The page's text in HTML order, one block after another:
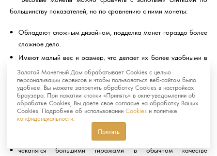
большинству показателей, но по сравнению с ними монеты:
Обладают сложным дизайном, подделка монет гораздо более
сложное дело.
Имеют малый вес и размер, что делает их более удобными в
хранении и реализации.
Памятные и инвестиционные монеты отличаются тем, что
вторые:
не пользуются большим спросом у нумизматов
не имеют художественной ценности
чеканятся большими тиражами в обычном качестве
Золотой Монетный Дом обрабатывает Cookies с целью
персонализации сервисов и чтобы пользоваться веб-сайтом было
удобнее. Вы можете запретить обработку Cookies в настройках
браузера. При нажатии кнопки «Принять» в окне-уведомлении об
обработке Cookies, Вы даете свое согласие на обработку Ваших
Cookies. Подробнее об использовании Cookies и политике
конфиденциальности
Принять